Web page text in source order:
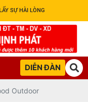
SỰ HÀI LÒNG
DIỄN ĐÀN
Outdoor